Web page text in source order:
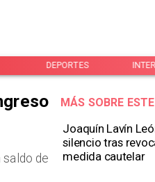
DEPORTES
Joaquín Lavín
silencio tras
medida cautelar
MÁS SOBRE
de